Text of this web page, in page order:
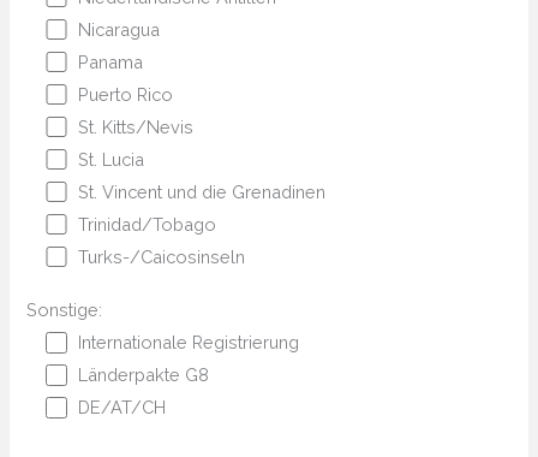
Nicaragua
Panama
Puerto Rico
St. Kitts/Nevis
St. Lucia
St. Vincent und die Grenadinen
Trinidad/Tobago
Turks-/Caicosinseln
Sonstige:
Internationale Registrierung
Länderpakte G8
DE/AT/CH